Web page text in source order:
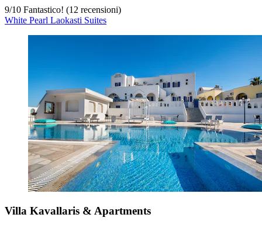
9/10 Fantastico! (12 recensioni)
White Pearl Laokasti Suites
Villa Kavallaris & Apartments